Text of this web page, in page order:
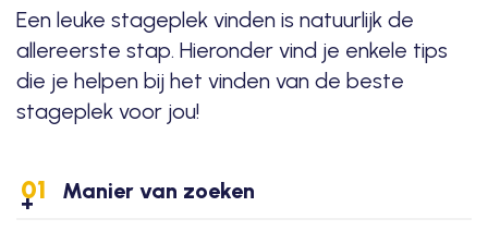
Een leuke stageplek vinden is natuurlijk de
allereerste stap. Hieronder vind je enkele tips
die je helpen bij het vinden van de beste
stageplek voor jou!
01 Manier van zoeken